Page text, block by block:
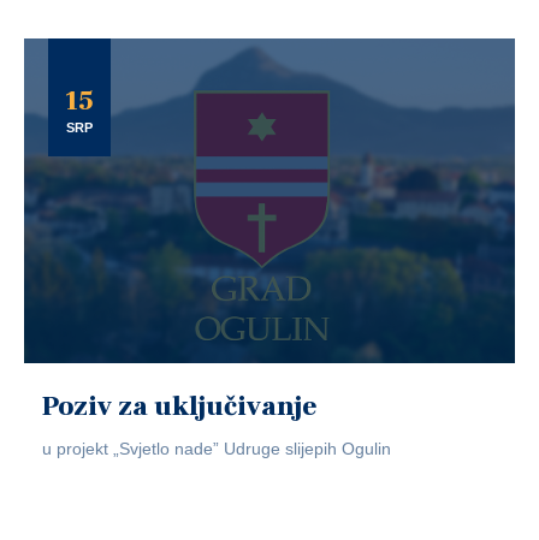
15
SRP
Poziv za uključivanje
u projekt „Svjetlo nade” Udruge slijepih Ogulin